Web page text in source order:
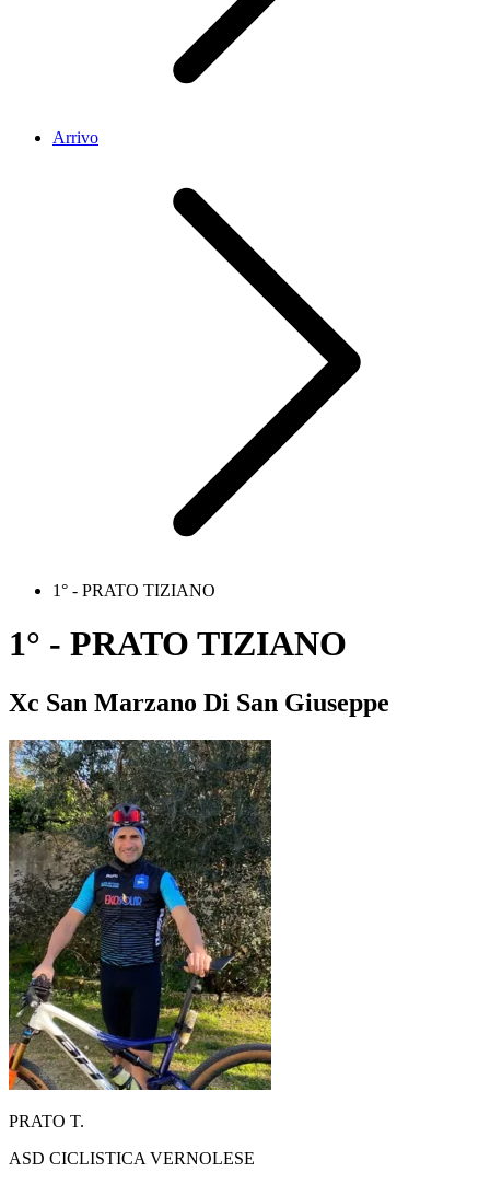
Arrivo
1° - PRATO TIZIANO
1° - PRATO TIZIANO
Xc San Marzano Di San Giuseppe
PRATO T.
ASD CICLISTICA VERNOLESE